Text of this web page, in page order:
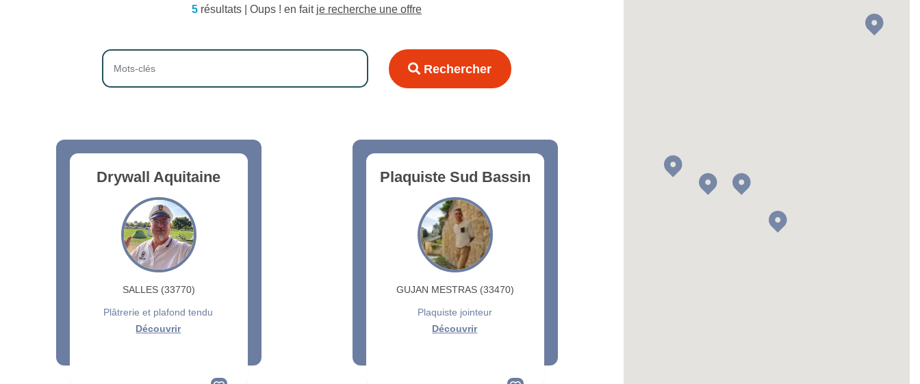
5 résultats | Oups ! en fait je recherche une offre
Rechercher
Drywall Aquitaine
SALLES (33770)
Plâtrerie et plafond tendu
Découvrir
Plaquiste Sud Bassin
GUJAN MESTRAS (33470)
Plaquiste jointeur
Découvrir